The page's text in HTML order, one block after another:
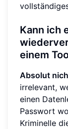
Kann ich
einem
Absolut
irrelevant,
einen
Passwort
Kriminelle